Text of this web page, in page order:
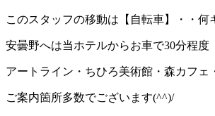
このスタッフの移動は【自転車】・・何
安曇野へは当ホテルからお車で30分程度
アートライン・ちひろ美術館・森カフ
ご案内箇所多数でございます(^^)/